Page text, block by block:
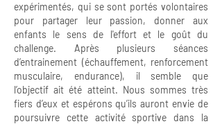
expérimentés, qui se sont portés volontaires
pour partager leur passion, donner aux
enfants le sens de l'effort et le goût du
challenge. Après plusieurs séances
d’entrainement (échauffement, renforcement
musculaire, endurance), il semble que
l’objectif ait été atteint. Nous sommes très
fiers d’eux et espérons qu’ils auront envie de
poursuivre cette activité sportive dans la